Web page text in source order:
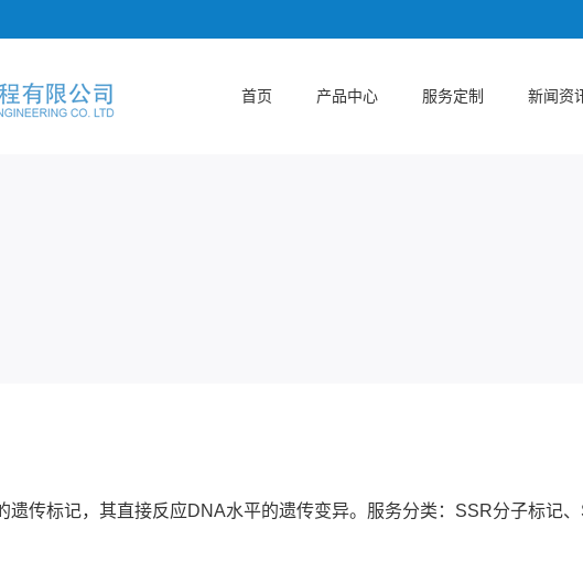
首页 产品中心 服务定制 新闻资
传标记，其直接反应DNA水平的遗传变异。 服务分类： SSR分子标记